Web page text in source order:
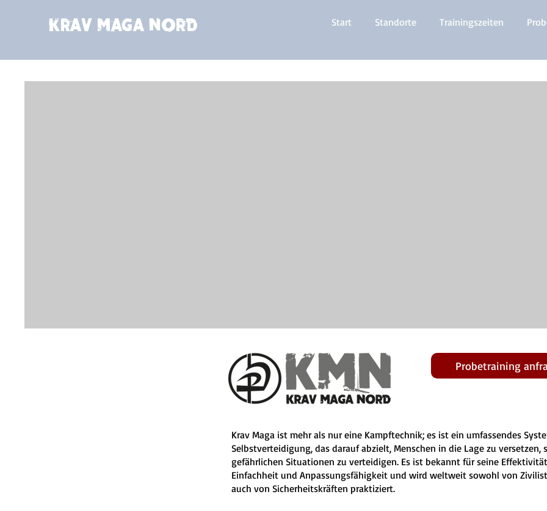
Krav Maga Nord Start Standorte Trainingszeiten
Probetraining
Krav Maga ist mehr als nur eine Kampftechnik; es ist ein umfassendes
Selbstverteidigung, das darauf abzielt, Menschen in die Lage zu versetzen,
gefährlichen Situationen zu verteidigen. Es ist bekannt für seine
Einfachheit und Anpassungsfähigkeit und wird weltweit sowohl von
auch von Sicherheitskräften praktiziert.